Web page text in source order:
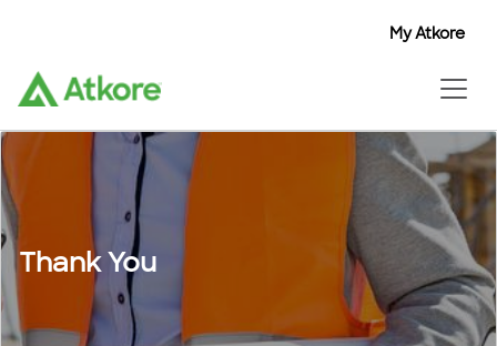
My Atkore
Thank You